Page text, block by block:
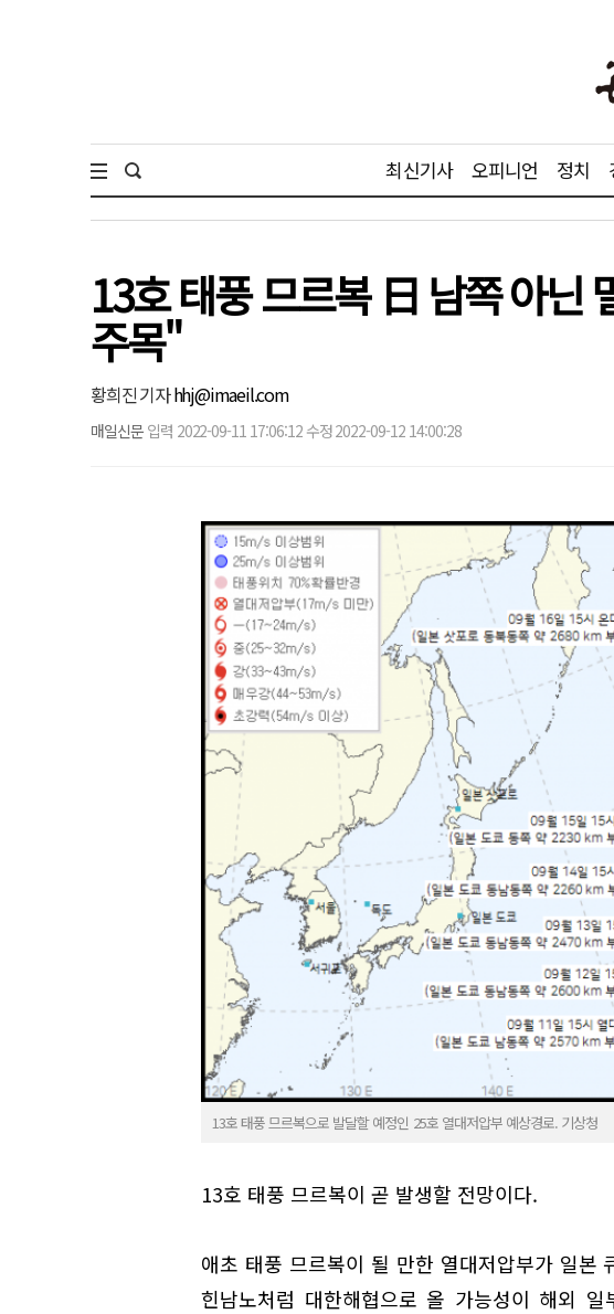
최신기사 오피니언 정치
13호 태풍 므르복 日 남쪽 아닌
주목"
황희진 기자hhj@imaeil.com
매일신문 입력 2022-09-11 17:06:12 수정 2022-09-12 14:00:28
13호 태풍 므르복으로 발달할 예정인 25호 열대저압부 예상경로. 기상청
13호 태풍 므르복이 곧 발생할 전망이다.
애초 태풍 므르복이 될 만한 열대저압부가 일본
힌남노처럼 대한해협으로 올 가능성이 해외